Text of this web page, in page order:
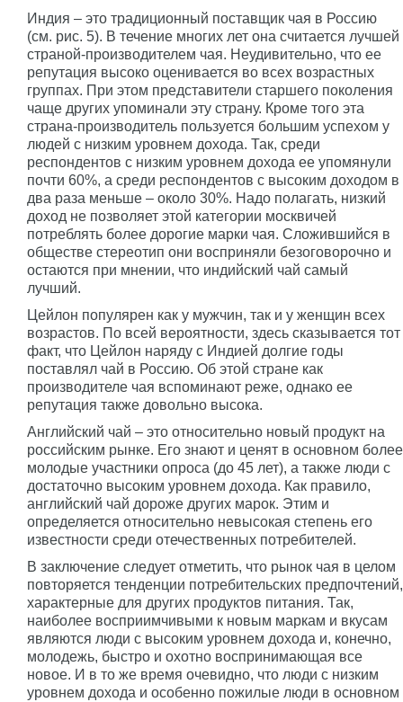
Индия – это традиционный поставщик чая в Россию
(см. рис. 5). В течение многих лет она считается лучшей
страной-производителем чая. Неудивительно, что ее
репутация высоко оценивается во всех возрастных
группах. При этом представители старшего поколения
чаще других упоминали эту страну. Кроме того эта
страна-производитель пользуется большим успехом у
людей с низким уровнем дохода. Так, среди
респондентов с низким уровнем дохода ее упомянули
почти 60%, а среди респондентов с высоким доходом в
два раза меньше – около 30%. Надо полагать, низкий
доход не позволяет этой категории москвичей
потреблять более дорогие марки чая. Сложившийся в
обществе стереотип они восприняли безоговорочно и
остаются при мнении, что индийский чай самый
лучший.
Цейлон популярен как у мужчин, так и у женщин всех
возрастов. По всей вероятности, здесь сказывается тот
факт, что Цейлон наряду с Индией долгие годы
поставлял чай в Россию. Об этой стране как
производителе чая вспоминают реже, однако ее
репутация также довольно высока.
Английский чай – это относительно новый продукт на
российским рынке. Его знают и ценят в основном более
молодые участники опроса (до 45 лет), а также люди с
достаточно высоким уровнем дохода. Как правило,
английский чай дороже других марок. Этим и
определяется относительно невысокая степень его
известности среди отечественных потребителей.
В заключение следует отметить, что рынок чая в целом
повторяется тенденции потребительских предпочтений,
характерные для других продуктов питания. Так,
наиболее восприимчивыми к новым маркам и вкусам
являются люди с высоким уровнем дохода и, конечно,
молодежь, быстро и охотно воспринимающая все
новое. И в то же время очевидно, что люди с низким
уровнем дохода и особенно пожилые люди в основном